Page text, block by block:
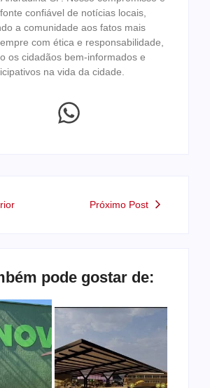
confiável de notícias locais,
a comunidade aos fatos mais
com ética e responsabilidade,
os cidadãos bem-informados e
na vida da cidade.
Próximo Post
pode gostar de: